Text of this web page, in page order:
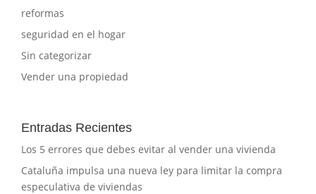
reformas
seguridad en el hogar
Sin categorizar
Vender una propiedad
Entradas Recientes
Los 5 errores que debes evitar al vender una vivienda
Cataluña impulsa una nueva ley para limitar la compra
especulativa de viviendas